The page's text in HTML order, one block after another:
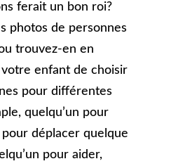
ferait un bon roi?
photos de personnes
trouvez-en en
votre enfant de choisir
pour différentes
quelqu’un pour
pour déplacer quelque
pour aider,